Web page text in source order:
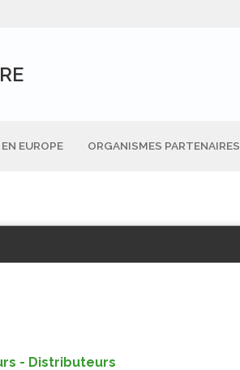
EUROPE ORGANISMES PARTENAIRES
- Distributeurs